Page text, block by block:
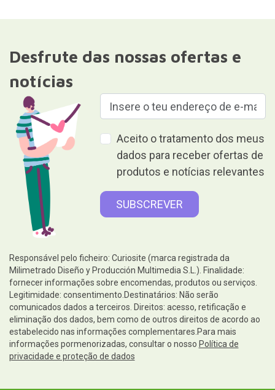
Desfrute das nossas ofertas e
notícias
Aceito o tratamento dos meus
dados para receber ofertas de
produtos e notícias relevantes
Responsável pelo ficheiro: Curiosite (marca registrada da
Milimetrado Diseño y Producción Multimedia S.L.). Finalidade:
fornecer informações sobre encomendas, produtos ou serviços.
Legitimidade: consentimento.Destinatários: Não serão
comunicados dados a terceiros. Direitos: acesso, retificação e
eliminação dos dados, bem como de outros direitos de acordo ao
estabelecido nas informações complementares.Para mais
informações pormenorizadas, consultar o nosso Política de
privacidade e proteção de dados